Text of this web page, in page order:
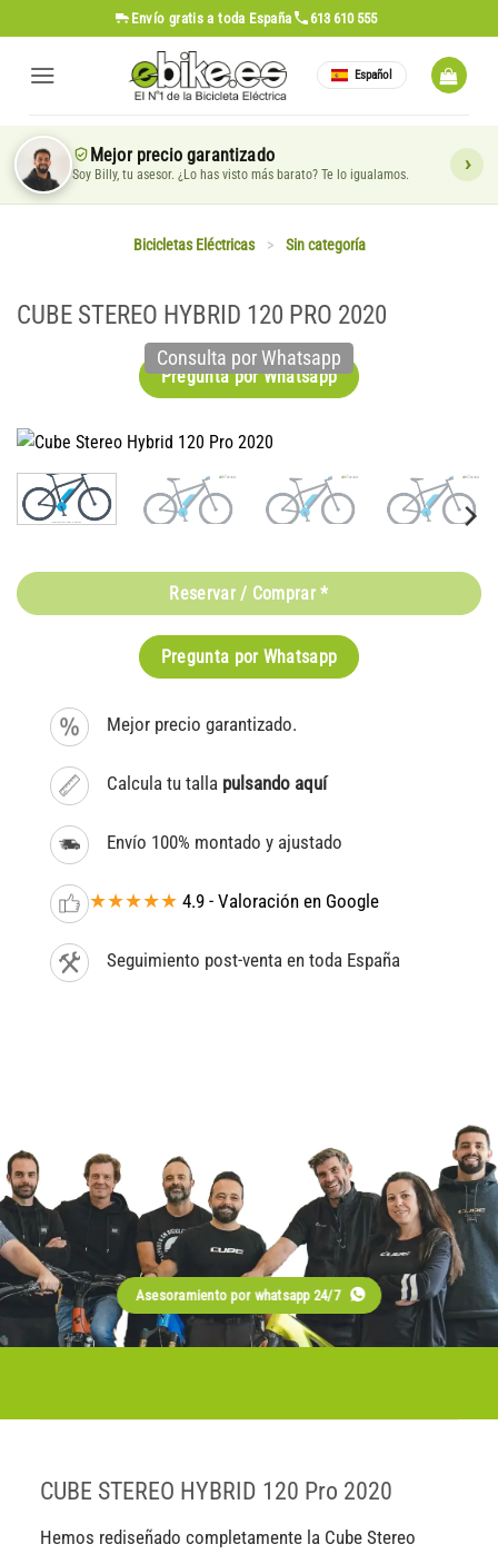
al
contenido
Envío gratis a toda España 613 610 555
Español
Mejor precio garantizado
Soy Billy, tu asesor. ¿Lo has visto más barato? Te lo igualamos.
Bicicletas Eléctricas > Sin categoría
CUBE STEREO HYBRID 120 PRO 2020
Pregunta por Whatsapp
Consulta por Whatsapp
Reservar / Comprar *
Pregunta por Whatsapp
Mejor precio garantizado.
Calcula tu talla pulsando aquí
Envío 100% montado y ajustado
★★★★★ 4.9 - Valoración en Google
Seguimiento post-venta en toda España
Asesoramiento por whatsapp 24/7
CUBE STEREO HYBRID 120 Pro 2020
Hemos rediseñado completamente la Cube Stereo